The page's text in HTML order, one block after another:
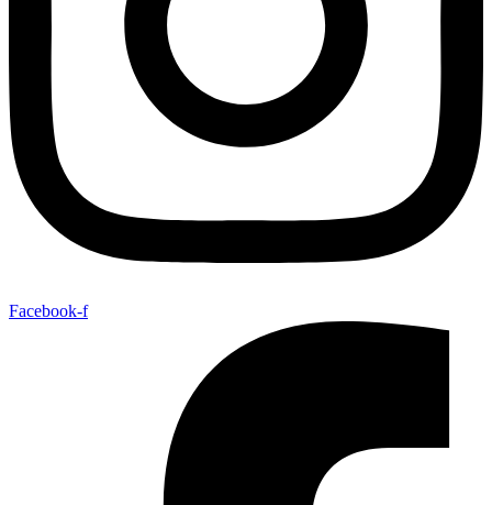
Facebook-f